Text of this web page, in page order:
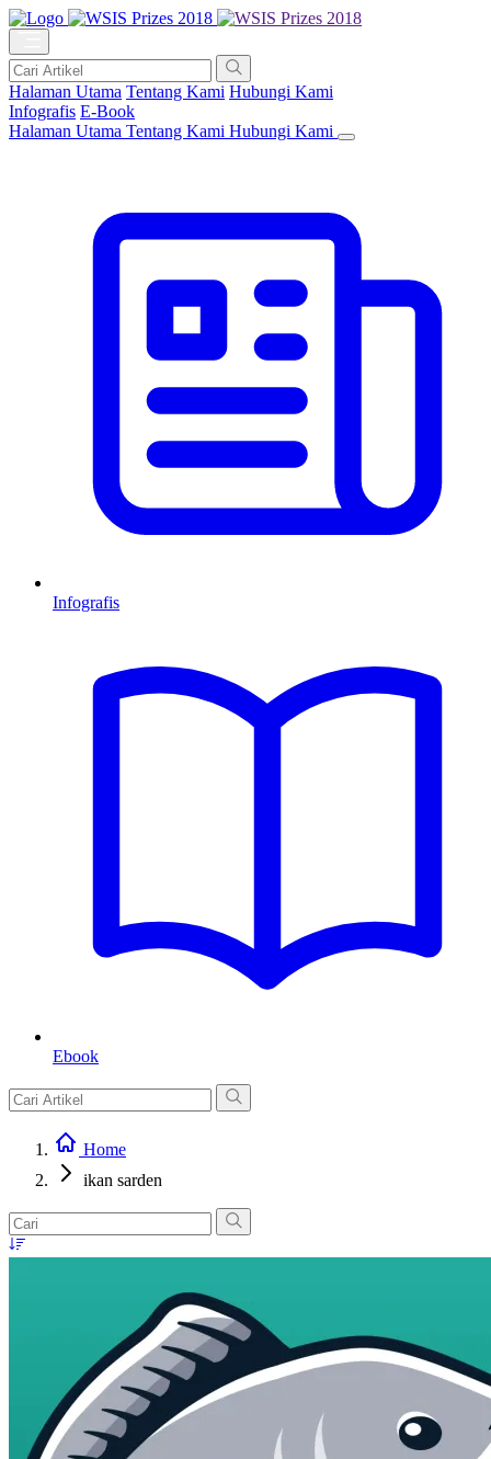
Halaman Utama Tentang Kami Hubungi Kami
Infografis E-Book
Halaman Utama Tentang Kami Hubungi Kami
Infografis
Ebook
Home
ikan sarden